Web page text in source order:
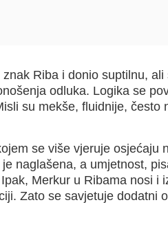
znak Riba i donio suptilnu,
odluka. Logika se
su mekše, fluidnije,
se više vjeruje osjećaju
naglašena, a umjetnost,
Merkur u Ribama nosi i
Zato se savjetuje dodatni